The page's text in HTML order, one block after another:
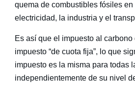
quema de combustibles fósiles
electricidad, la industria y el
Es así que el impuesto al carbono
impuesto “de cuota fija”, lo que
impuesto es la misma para todas
independientemente de su nivel